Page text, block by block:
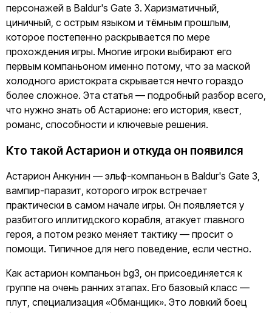
персонажей в Baldur's Gate 3. Харизматичный,
циничный, с острым языком и тёмным прошлым,
которое постепенно раскрывается по мере
прохождения игры. Многие игроки выбирают его
первым компаньоном именно потому, что за маской
холодного аристократа скрывается нечто гораздо
более сложное. Эта статья — подробный разбор всего,
что нужно знать об Астарионе: его история, квест,
романс, способности и ключевые решения.
Кто такой Астарион и откуда он появился
Астарион Анкунин — эльф-компаньон в Baldur's Gate 3,
вампир-паразит, которого игрок встречает
практически в самом начале игры. Он появляется у
разбитого иллитидского корабля, атакует главного
героя, а потом резко меняет тактику — просит о
помощи. Типичное для него поведение, если честно.
Как астарион компаньон bg3, он присоединяется к
группе на очень ранних этапах. Его базовый класс —
плут, специализация «Обманщик». Это ловкий боец